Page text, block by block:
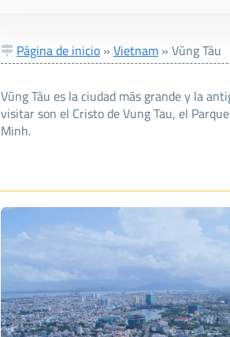
Página de inicio » Vietnam » Vũng Tàu
Vũng Tàu es la ciudad más grande y la
visitar son el Cristo de Vung Tau, el
Minh.